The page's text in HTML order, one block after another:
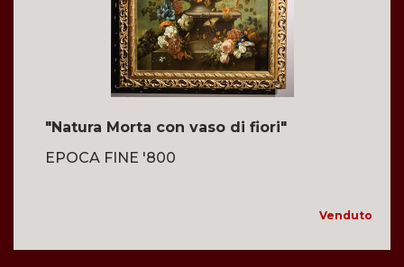
"Natura Morta con vaso di fiori"
EPOCA FINE '800
Venduto